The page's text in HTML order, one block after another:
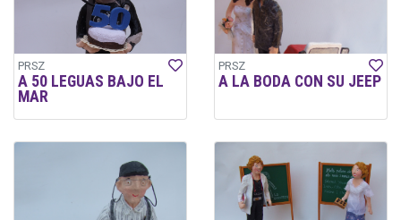
PRSZ
A 50 LEGUAS BAJO EL
MAR
PRSZ
A LA BODA CON SU JEEP